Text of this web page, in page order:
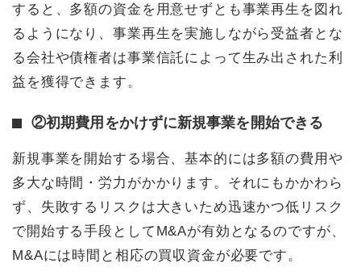
すると、多額の資金を用意せずとも事業再生を図れ
るようになり、事業再生を実施しながら受益者とな
る会社や債権者は事業信託によって生み出された利
益を獲得できます。
②初期費用をかけずに新規事業を開始できる
新規事業を開始する場合、基本的には多額の費用や
多大な時間・労力がかかります。それにもかかわら
ず、失敗するリスクは大きいため迅速かつ低リスク
で開始する手段としてM&Aが有効となるのですが、
M&Aには時間と相応の買収資金が必要です。